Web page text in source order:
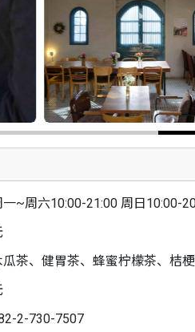
一~周六10:00-21:00 周日10:00-
瓜茶、健胃茶、蜂蜜柠檬茶、桔
2-730-7507